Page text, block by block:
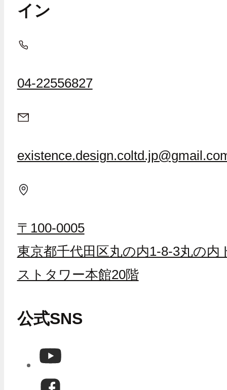
イン
04-22556827
〒100-0005
東京都千代田区丸の内1-8-3丸の内
ストタワー本館20階
公式SNS